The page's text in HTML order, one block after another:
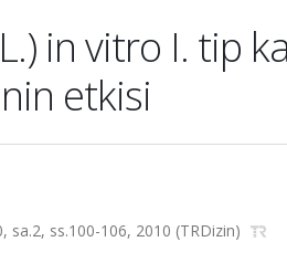
in vitro I. tip
etkisi
sa.2, ss.100-106, 2010 (TRDizin)